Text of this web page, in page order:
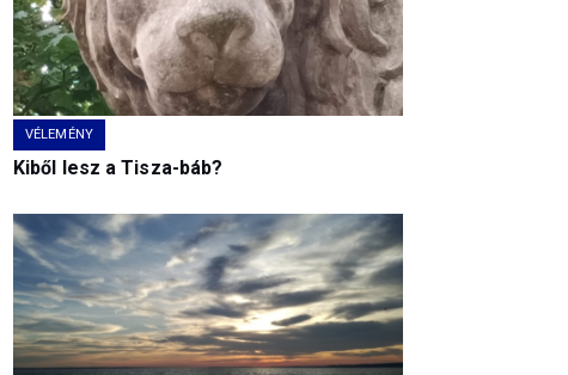
VÉLEMÉNY
Kiből lesz a Tisza-báb?